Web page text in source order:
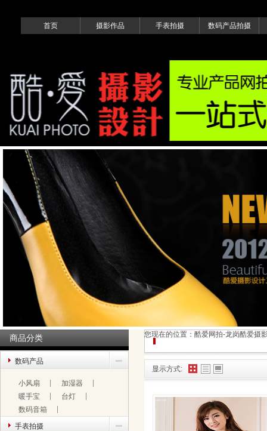
首页 摄影作品 手表拍摄 数码产品拍摄
商品分类
数码产品
小风扇
加湿器
暖手宝
台灯
数码音箱
手表拍摄
显示方式:
您现在的位置： 酷爱网拍-龙岗酷爱摄